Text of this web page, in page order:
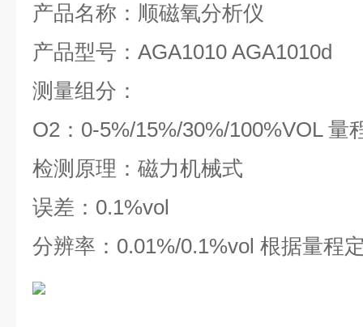
产品名称：顺磁氧分析仪
产品型号：AGA1010 AGA1010d
测量组分：
O2：0-5%/15%/30%/100%VOL 量
检测原理：磁力机械式
误差：0.1%vol
分辨率：0.01%/0.1%vol 根据量程